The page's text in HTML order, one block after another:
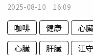
2025-08-10 16:09
咖啡 健康 心
心臟
肝臟 江